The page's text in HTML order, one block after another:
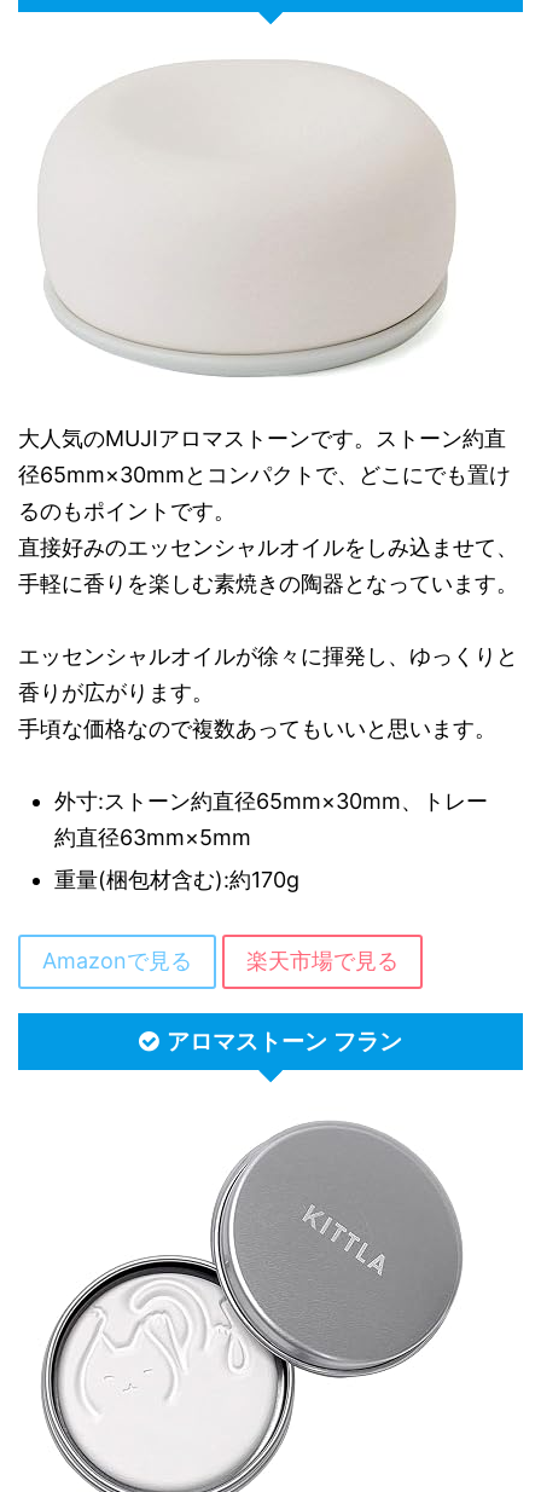
大人気のMUJIアロマストーンです。ストーン約直
径65mm×30mmとコンパクトで、どこにでも置け
るのもポイントです。
直接好みのエッセンシャルオイルをしみ込ませて、
手軽に香りを楽しむ素焼きの陶器となっています。
エッセンシャルオイルが徐々に揮発し、ゆっくりと
香りが広がります。
手頃な価格なので複数あってもいいと思います。
外寸:ストーン約直径65mm×30mm、トレー
約直径63mm×5mm
重量(梱包材含む):約170g
Amazonで見る 楽天市場で見る
アロマストーン フラン